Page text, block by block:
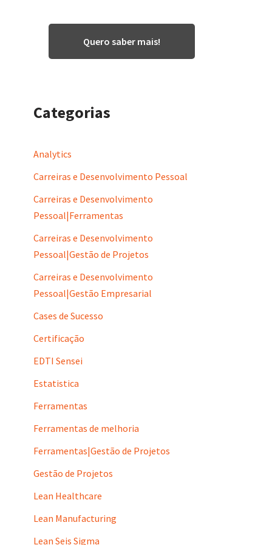
Quero saber mais!
Categorias
Analytics
Carreiras e Desenvolvimento Pessoal
Carreiras e Desenvolvimento
Pessoal|Ferramentas
Carreiras e Desenvolvimento
Pessoal|Gestão de Projetos
Carreiras e Desenvolvimento
Pessoal|Gestão Empresarial
Cases de Sucesso
Certificação
EDTI Sensei
Estatistica
Ferramentas
Ferramentas de melhoria
Ferramentas|Gestão de Projetos
Gestão de Projetos
Lean Healthcare
Lean Manufacturing
Lean Seis Sigma